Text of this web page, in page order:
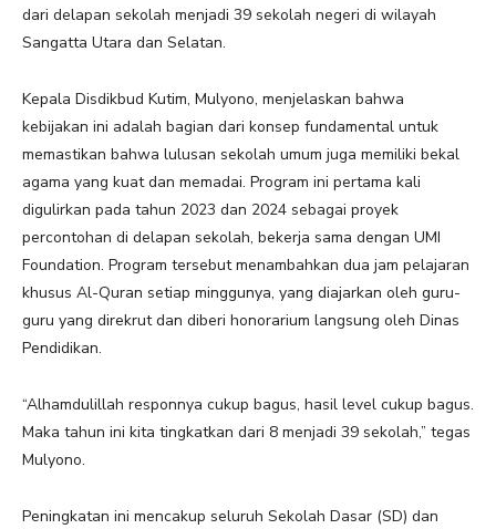
dari delapan sekolah menjadi 39 sekolah negeri di wilayah
Sangatta Utara dan Selatan.
Kepala Disdikbud Kutim, Mulyono, menjelaskan bahwa
kebijakan ini adalah bagian dari konsep fundamental untuk
memastikan bahwa lulusan sekolah umum juga memiliki bekal
agama yang kuat dan memadai. Program ini pertama kali
digulirkan pada tahun 2023 dan 2024 sebagai proyek
percontohan di delapan sekolah, bekerja sama dengan UMI
Foundation. Program tersebut menambahkan dua jam pelajaran
khusus Al-Quran setiap minggunya, yang diajarkan oleh guru-
guru yang direkrut dan diberi honorarium langsung oleh Dinas
Pendidikan.
“Alhamdulillah responnya cukup bagus, hasil level cukup bagus.
Maka tahun ini kita tingkatkan dari 8 menjadi 39 sekolah,” tegas
Mulyono.
Peningkatan ini mencakup seluruh Sekolah Dasar (SD) dan